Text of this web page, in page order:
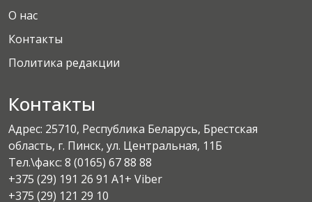
О нас
Контакты
Политика редакции
Контакты
Адрес: 25710, Республика Беларусь, Брестская
область, г. Пинск, ул. Центральная, 11Б
Тел.\факс: 8 (0165) 67 88 88
+375 (29) 191 26 91 A1+ Viber
+375 (29) 121 29 10